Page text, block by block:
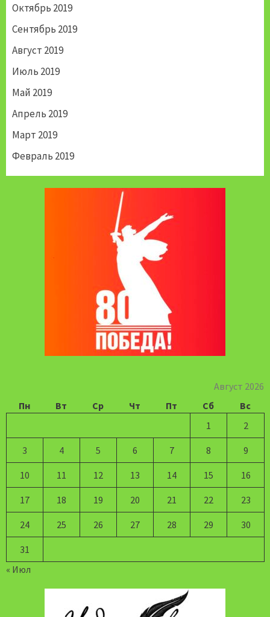
Октябрь 2019
Сентябрь 2019
Август 2019
Июль 2019
Май 2019
Апрель 2019
Март 2019
Февраль 2019
Август 2026
Пн
Вт Ср Чт Пт Сб
Вс
1
2
3 4 5 6 7 8 9
10 11 12 13 14 15 16
17 18 19 20 21 22 23
24 25 26 27 28 29 30
31
« Июл